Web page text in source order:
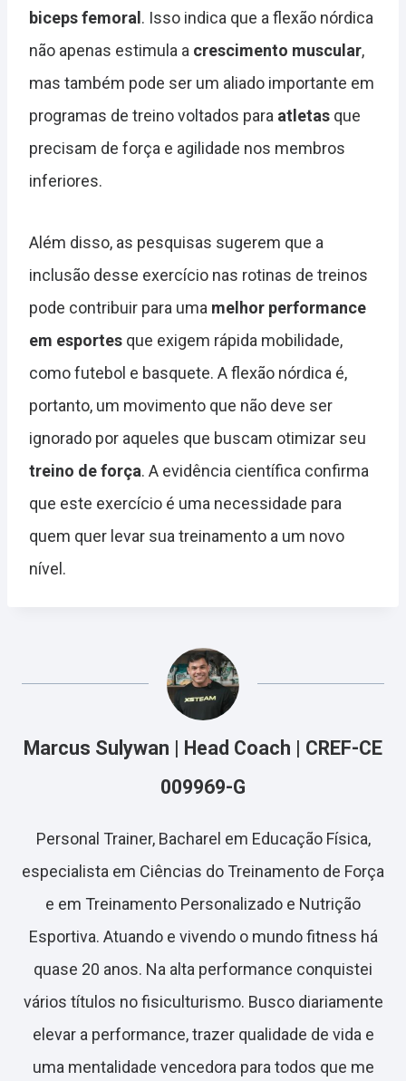
biceps femoral . Isso indica que a flexão nórdica
não apenas estimula a crescimento muscular,
mas também pode ser um aliado importante em
programas de treino voltados para atletas que
precisam de força e agilidade nos membros
inferiores.
Além disso, as pesquisas sugerem que a
inclusão desse exercício nas rotinas de treinos
pode contribuir para uma melhor performance
em esportes que exigem rápida mobilidade,
como futebol e basquete. A flexão nórdica é,
portanto, um movimento que não deve ser
ignorado por aqueles que buscam otimizar seu
treino de força. A evidência científica confirma
que este exercício é uma necessidade para
quem quer levar sua treinamento a um novo
nível.
Marcus Sulywan | Head Coach | CREF-CE
009969-G
Personal Trainer, Bacharel em Educação Física,
especialista em Ciências do Treinamento de Força
e em Treinamento Personalizado e Nutrição
Esportiva. Atuando e vivendo o mundo fitness há
quase 20 anos. Na alta performance conquistei
vários títulos no fisiculturismo. Busco diariamente
elevar a performance, trazer qualidade de vida e
uma mentalidade vencedora para todos que me